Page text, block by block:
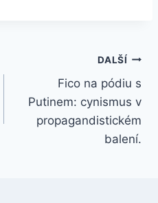
DALŠÍ
Fico na pódiu s
Putinem: cynismus v
propagandistickém
balení.